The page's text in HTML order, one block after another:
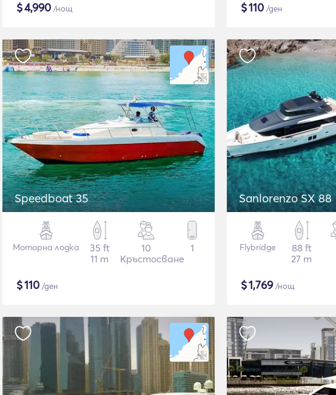
$4,990 /нощ $110 /ден
Speedboat 35
Моторна лодка
35 ft
11 m
10
Кръстосване
1
$110 /ден
Sanlorenzo SX 88
Flybridge
88 ft
27 m
$1,769/нощ